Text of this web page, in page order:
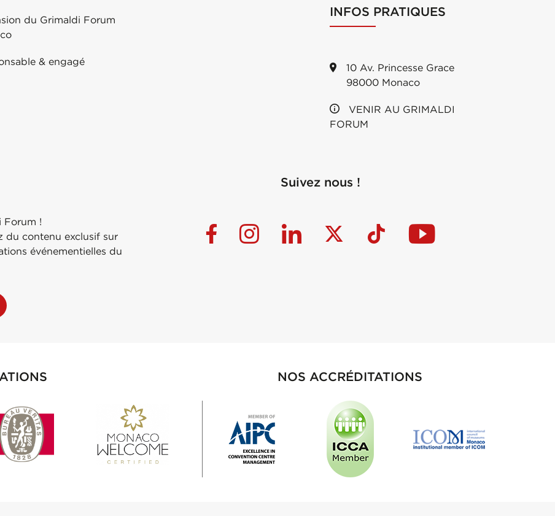
du Grimaldi Forum
& engagé
INFOS PRATIQUES
10 Av. Princesse Grace
98000 Monaco
VENIR AU GRIMALDI
FORUM
Forum !
du contenu exclusif sur
événementielles du
Suivez nous !
NOS ACCRÉDITATIONS